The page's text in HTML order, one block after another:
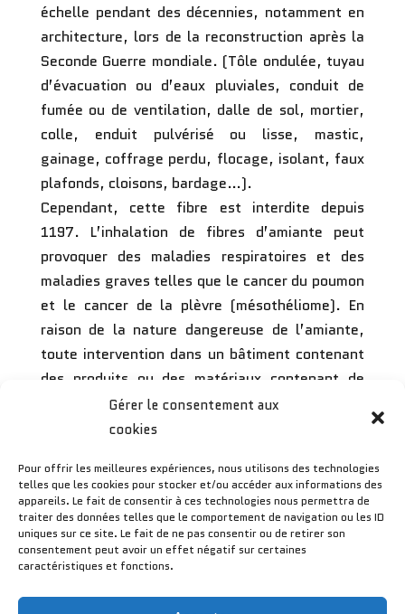
Gérer le consentement aux
cookies
Pour offrir les meilleures expériences, nous utilisons des technologies
telles que les cookies pour stocker et/ou accéder aux informations des
appareils. Le fait de consentir à ces technologies nous permettra de
traiter des données telles que le comportement de navigation ou les ID
uniques sur ce site. Le fait de ne pas consentir ou de retirer son
consentement peut avoir un effet négatif sur certaines
caractéristiques et fonctions.
échelle pendant des décennies, notamment en
architecture, lors de la reconstruction après la
Seconde Guerre mondiale. (Tôle ondulée, tuyau
d’évacuation ou d’eaux pluviales, conduit de
fumée ou de ventilation, dalle de sol, mortier,
colle, enduit pulvérisé ou lisse, mastic,
gainage, coffrage perdu, flocage, isolant, faux
plafonds, cloisons, bardage…).
Cependant, cette fibre est interdite depuis
1197. L’inhalation de fibres d’amiante peut
provoquer des maladies respiratoires et des
maladies graves telles que le cancer du poumon
et le cancer de la plèvre (mésothéliome). En
raison de la nature dangereuse de l’amiante,
toute intervention dans un bâtiment contenant
des produits ou des matériaux contenant de
l’amiante peut affecter la santé des résidents
et des travailleurs tels que les électriciens, les
autres personnes impliquées dans les travaux
d’ameublement et de rénovation.